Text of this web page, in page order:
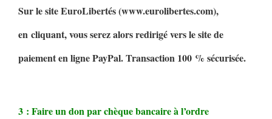
Sur le site EuroLibertés (www.eurolibertes.com),
en cliquant, vous serez alors redirigé vers le site de
paiement en ligne PayPal. Transaction 100 % sécurisée.
3 : Faire un don par chèque bancaire à l’ordre